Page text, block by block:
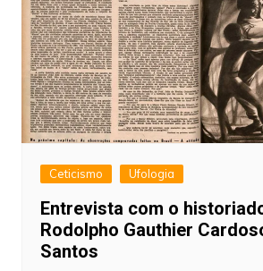
Ceticismo Ufologia
Entrevista com o
Rodolpho Gauthier
Santos